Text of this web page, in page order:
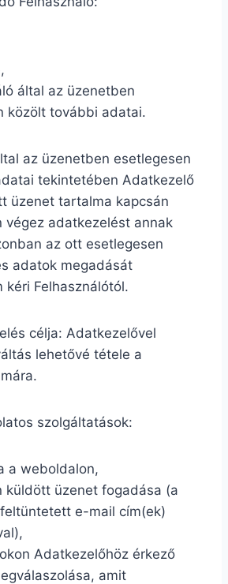
által az üzenetben
közölt további adatai.
az üzenetben esetlegesen
tekintetében Adatkezelő
üzenet tartalma kapcsán
végez adatkezelést annak
az ott esetlegesen
adatok megadását
kéri Felhasználótól.
célja: Adatkezelővel
lehetővé tétele a
szolgáltatások:
a weboldalon,
küldött üzenet fogadása (a
e-mail cím(ek)
Adatkezelőhöz érkező
amit